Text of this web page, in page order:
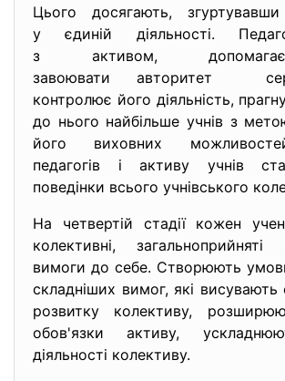
Цього досягають, згуртувавши
у єдиній діяльності.
з активом,
завоювати авторитет
контролює його діяльність,
до нього найбільше учнів з
його виховних
педагогів і активу учнів
поведінки всього учнівського
На четвертій стадії кожен
колективні,
вимоги до себе. Створюють
складніших вимог, які висувають
розвитку колективу,
обов'язки активу,
діяльності колективу.